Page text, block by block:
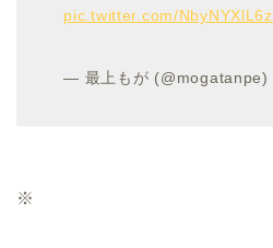
pic.twitter.com/NbyNYXlL6z
— 最上もが (@mogatanpe)
※